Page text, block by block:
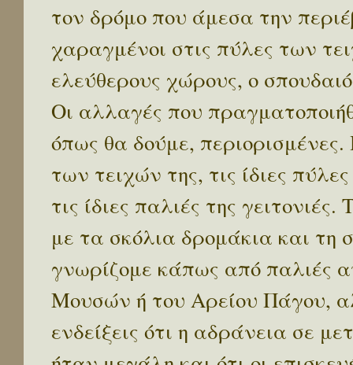
τον δρόμο που άμεσα την
χαραγμένοι στις πύλες των
ελεύθερους χώρους, ο
Οι αλλαγές που
όπως θα δούμε,
των τειχών της, τις ίδιες
τις ίδιες παλιές της
με τα σκόλια δρομάκια και
γνωρίζομε κάπως από παλιές
Μουσών ή του Αρείου Πάγου,
ενδείξεις ότι η αδράνεια σε